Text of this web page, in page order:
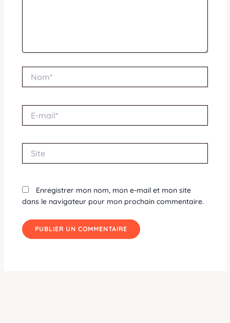
mail*
Enregistrer mon nom, mon e-mail et mon site
dans le navigateur pour mon prochain commentaire.